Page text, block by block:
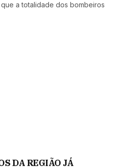
a totalidade dos bombeiros
DA REGIÃO JÁ